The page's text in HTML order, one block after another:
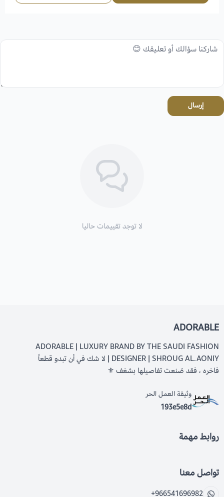
إرسال
لا توجد تقييمات حاليا
ADORABLE
ADORABLE | LUXURY BRAND BY THE SAUDI FASHION
DESIGNER | SHROUG AL.AONIY | لا شك في أن تبدو قطعاً
فاخره ، فقد صُنعت تفاصيلها بشغف ⚜️
وثيقة العمل الحر
193e5e8d
روابط مهمة
تواصل معنا
+966541696982